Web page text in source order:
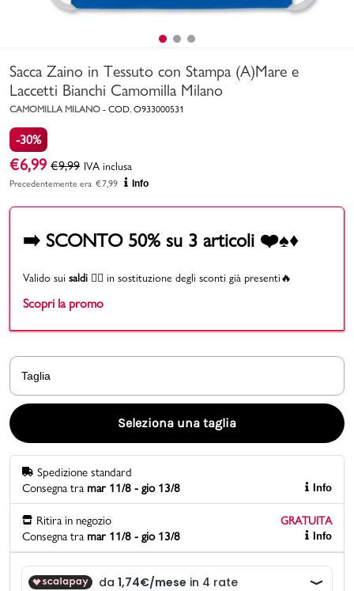
Marchi
Carrello
Promo & News
negozi
pcard
Sacca Zaino in Tessuto con Stampa (A)Mare e
Laccetti Bianchi Camomilla Milano
CAMOMILLA MILANO - COD. O933000531
-30%
€6,99 €9,99 IVA inclusa
Precedentemente era €7,99 Info
➡️ SCONTO 50% su 3 articoli ❤️♠️♦️
Valido sui saldi 👉🏻 in sostituzione degli sconti già presenti🔥
Scopri la promo
Taglia
Seleziona una taglia
Spedizione standard
Consegna tra mar 11/8 - gio 13/8 Info
Ritira in negozio
GRATUITA
Consegna tra mar 11/8 - gio 13/8 Info